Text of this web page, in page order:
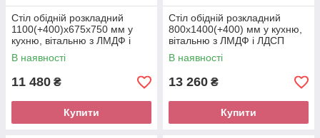
Стіл обідній розкладний
1100(+400)х675х750 мм у
кухню, вітальню з ЛМДФ і
ЛДСП Твіст Неман
В наявності
11 480 ₴
Купити
Стіл обідній розкладний
800х1400(+400) мм у кухню,
вітальню з ЛМДФ і ЛДСП
Тріон Неман
В наявності
13 260 ₴
Купити